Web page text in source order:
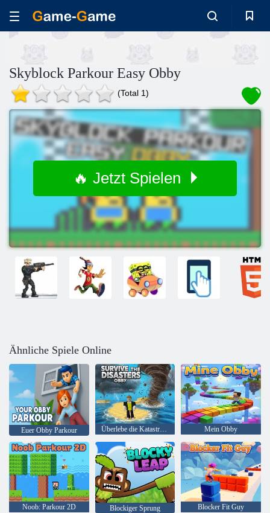
Skyblock Parkour Easy Obby
(Total 1)
🔥 Jetzt Spielen
Ähnliche Spiele Online
Euer Obby Parkour Überlebe die Katastrophen: Obby Mein Obby
Noob: Parkour 2D Blockiger Sprung Blocker Fit Guy